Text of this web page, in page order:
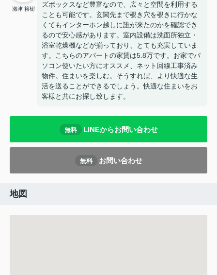
瀨津 裕樹
ズボックスなど豊富なので、広々と空間を利用する
ことも可能です。玄関先まで覗き穴を覗きに行かな
くてもインターホン越しに誰が来たのかを確認でき
るので安心感があります。室内設備は洗面所独立・
浴室乾燥機などが揃っており、とても充実していま
す。こちらのアパートの家賃は5.8万です。お家でパ
ソコン使いたい方にオススメ、ネット回線工事済み
物件。住まいを楽しむ。そうすれば、より快適な生
活を送ることができるでしょう。快適な住まいをお
客様と共にお探し致します。
無料 LINEからお問い合わせ
無料 お問い合わせ
地図